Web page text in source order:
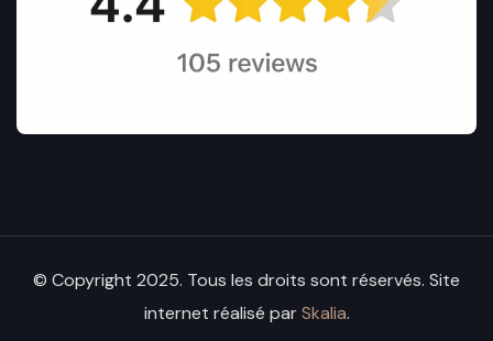
© Copyright 2025. Tous les droits sont réservés. Site
internet réalisé parSkalia.